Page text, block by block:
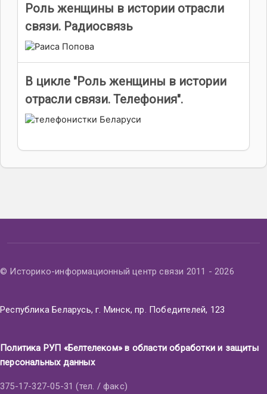
Роль женщины в истории отрасли
связи. Радиосвязь
В цикле "Роль женщины в истории
отрасли связи. Телефония".
© Историко-информационный центр связи 2011 - 2026
Республика Беларусь, г. Минск, пр. Победителей, 123
Политика РУП «Белтелеком» в области обработки и защиты
персональных данных
375-17-327-05-31 (тел. / факс)